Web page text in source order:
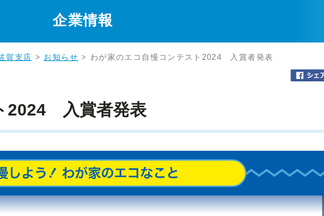
企業情報
賀支店 > お知らせ > わが家のエコ自慢コンテスト2024 入賞者発表
2024 入賞者発表